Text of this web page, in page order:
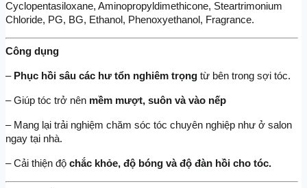
Cyclopentasiloxane, Aminopropyldimethicone, Steartrimonium
Chloride, PG, BG, Ethanol, Phenoxyethanol, Fragrance.
Công dụng
– Phục hồi sâu các hư tổn nghiêm trọng từ bên trong sợi tóc.
– Giúp tóc trở nên mềm mượt, suôn và vào nếp
– Mang lại trải nghiệm chăm sóc tóc chuyên nghiệp như ở salon
ngay tại nhà.
– Cải thiện độ chắc khỏe, độ bóng và độ đàn hồi cho tóc.